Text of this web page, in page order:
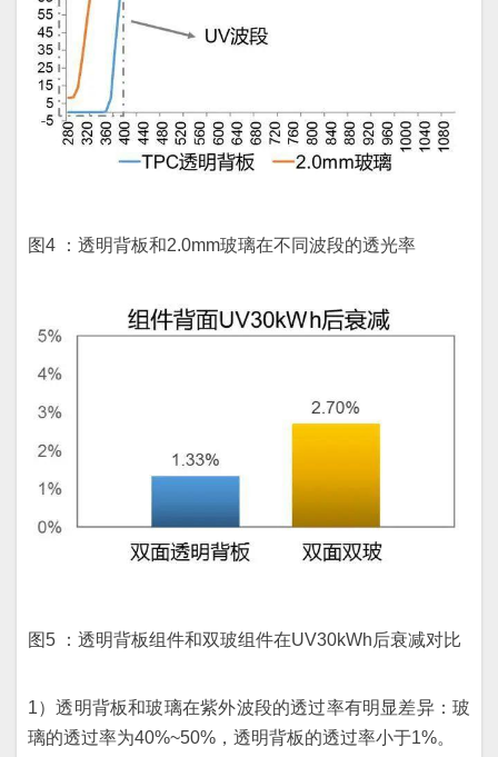
图4 ：透明背板和2.0mm玻璃在不同波段的透光率
图5 ：透明背板组件和双玻组件在UV30kWh后衰减对比
1）透明背板和玻璃在紫外波段的透过率有明显差异：玻
璃的透过率为40%~50%，透明背板的透过率小于1%。